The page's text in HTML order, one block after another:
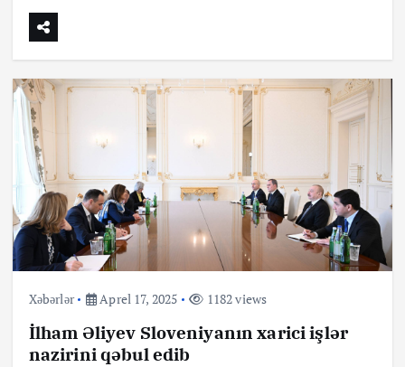
Xəbərlər Aprel 17, 2025 1182 views
İlham Əliyev Sloveniyanın xarici işlər
nazirini qəbul edib